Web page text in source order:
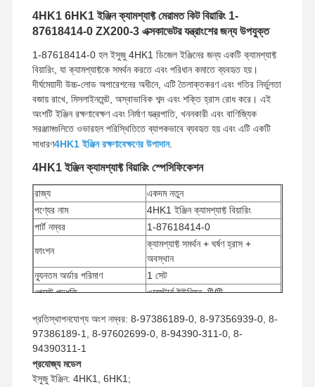
4HK1 6HK1 ইঞ্জিন ক্যামশ্যাফ্ট মেরামত কিট বিয়ারিং 1-
87618414-0 ZX200-3 এক্সকাভেটর যন্ত্রাংশের জন্য উপযুক্ত
1-87618414-0 হল ইসুজু 4HK1 ডিজেল ইঞ্জিনের জন্য একটি ক্যামশ্যাফ্ট
বিয়ারিং, যা ক্যামশ্যাফ্টকে সমর্থন করতে এবং পরিধান কমাতে ব্যবহৃত হয়।
দীর্ঘমেয়াদী উচ্চ-লোড অপারেশনের অধীনে, এটি তৈলাক্তকরণ এবং গতির নির্ভুলতা
বজায় রাখে, মিসলাইনমেন্ট, অস্বাভাবিক শব্দ এবং শক্তি হ্রাস রোধ করে। এই
অংশটি ইঞ্জিন রক্ষণাবেক্ষণ এবং নির্মাণ যন্ত্রপাতি, খননকারী এবং বাণিজ্যিক
সরঞ্জামগুলিতে ওভারহল পরিস্থিতিতে ব্যাপকভাবে ব্যবহৃত হয় এবং এটি একটি
সাধারণ4HK1 ইঞ্জিন রক্ষণাবেক্ষণের উপাদান.
4HK1 ইঞ্জিন ক্যামশ্যাফ্ট বিয়ারিং স্পেসিফিকেশন
রাজ্য
একদম নতুন
পণ্যের নাম
4HK1 ইঞ্জিন ক্যামশ্যাফ্ট বিয়ারিং
পার্ট নম্বর
1-87618414-0
ফাংশন
ক্যামশ্যাফ্ট সমর্থন + ঘর্ষণ হ্রাস +
অবস্থান
ন্যূনতম অর্ডার পরিমাণ
1 সেট
পেমেন্ট পদ্ধতি
ওয়েস্টার্ন ইউনিয়ন, টি/টি
প্রতিস্থাপনযোগ্য অংশ নম্বর: 8-97386189-0, 8-97356939-0, 8-
97386189-1, 8-97602699-0, 8-94390-311-0, 8-
94390311-1
প্রযোজ্য মডেল
ইসুজু ইঞ্জিন: 4HK1, 6HK1;